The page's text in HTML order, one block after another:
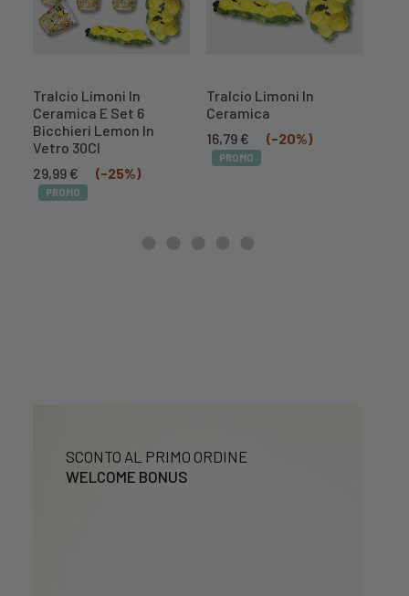
Tralcio Limoni In
Ceramica E Set 6
Bicchieri Lemon In
Vetro 30Cl
Il
prezzo
originale
29,99€
prezzo
(-25%)
PROMO
Tralcio Limoni In
Ceramica
Il
prezzo
originale
16,79€
prezzo
attuale
(-20%)
PROMO
SCONTO AL PRIMO ORDINE
WELCOME BONUS